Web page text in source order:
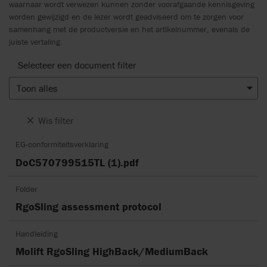
waarnaar wordt verwezen kunnen zonder voorafgaande kennisgeving
worden gewijzigd en de lezer wordt geadviseerd om te zorgen voor
samenhang met de productversie en het artikelnummer, evenals de
juiste vertaling.
Selecteer een document filter
Toon alles
Wis filter
EG-conformiteitsverklaring
DoC570799515TL (1).pdf
Folder
RgoSling assessment protocol
Handleiding
Molift RgoSling HighBack/MediumBack